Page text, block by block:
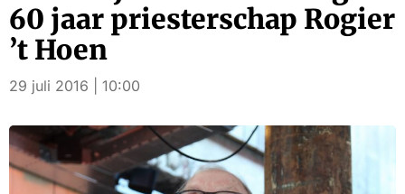
60 jaar priesterschap Rogier
’t Hoen
29 juli 2016 | 10:00